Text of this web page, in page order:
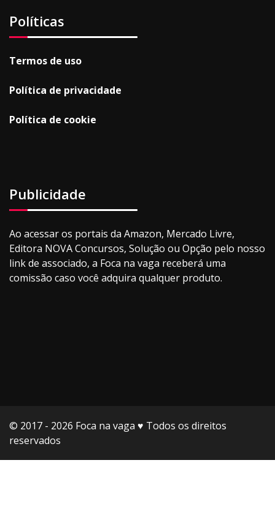
Políticas
Termos de uso
Política de privacidade
Política de cookie
Publicidade
Ao acessar os portais da Amazon, Mercado Livre,
Editora NOVA Concursos, Solução ou Opção pelo nosso
link de associado, a Foca na vaga receberá uma
comissão caso você adquira qualquer produto.
© 2017 - 2026 Foca na vaga ♥️ Todos os direitos
reservados